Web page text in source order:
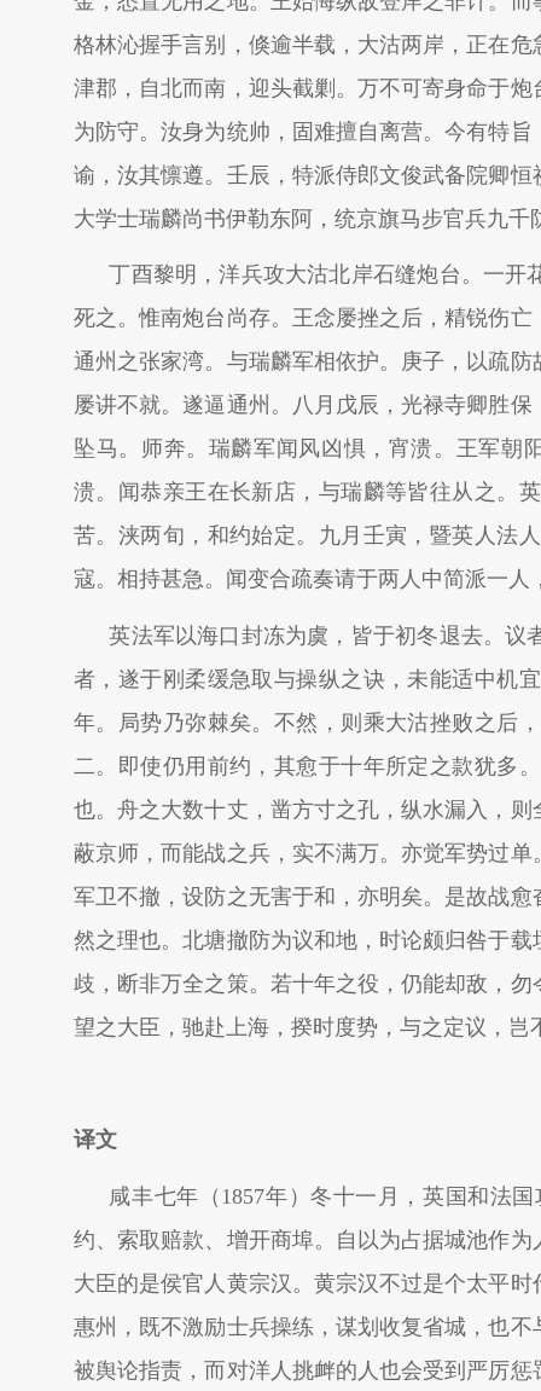
格林沁握手言别，倏逾半载，大沽两岸，正在
津郡，自北而南，迎头截剿。万不可寄身命于
为防守。汝身为统帅，固难擅自离营。今有特
谕，汝其懔遵。壬辰，特派侍郎文俊武备院卿
大学士瑞麟尚书伊勒东阿，统京旗马步官兵九千
丁酉黎明，洋兵攻大沽北岸石缝炮台。一开
死之。惟南炮台尚存。王念屡挫之后，精锐伤
通州之张家湾。与瑞麟军相依护。庚子，以疏
屡讲不就。遂逼通州。八月戊辰，光禄寺卿胜
坠马。师奔。瑞麟军闻风凶惧，宵溃。王军朝
溃。闻恭亲王在长新店，与瑞麟等皆往从之。
苦。浃两旬，和约始定。九月壬寅，暨英人法
寇。相持甚急。闻变合疏奏请于两人中简派一
英法军以海口封冻为虞，皆于初冬退去。议
者，遂于刚柔缓急取与操纵之诀，未能适中机
年。局势乃弥棘矣。不然，则乘大沽挫败之后
二。即使仍用前约，其愈于十年所定之款犹多
也。舟之大数十丈，凿方寸之孔，纵水漏入，
蔽京师，而能战之兵，实不满万。亦觉军势过
军卫不撤，设防之无害于和，亦明矣。是故战
然之理也。北塘撤防为议和地，时论颇归咎于
歧，断非万全之策。若十年之役，仍能却敌，
望之大臣，驰赴上海，揆时度势，与之定议，
译文
咸丰七年（1857年）冬十一月，英国和法
约、索取赔款、增开商埠。自以为占据城池作
大臣的是侯官人黄宗汉。黄宗汉不过是个太平
惠州，既不激励士兵操练，谋划收复省城，也
被舆论指责，而对洋人挑衅的人也会受到严厉